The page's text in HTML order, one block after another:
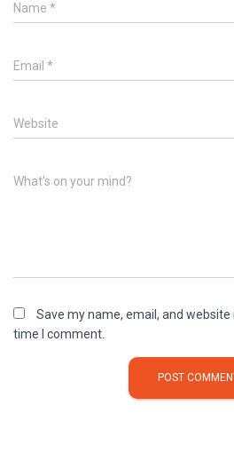
Name *
Email *
Website
What's on your mind?
Save my name, email, and
time I comment.